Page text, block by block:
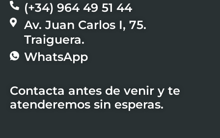
(+34) 964 49 51 44​
Av. Juan Carlos I, 75.
Traiguera.
WhatsApp
Contacta antes de venir y te
atenderemos sin esperas.